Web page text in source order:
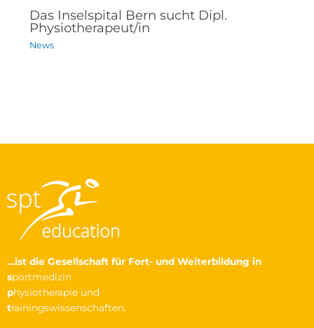
Das Inselspital Bern sucht Dipl.
Physiotherapeut/in
News
…ist die Gesellschaft für Fort- und Weiterbildung in
sportmedizin
physiotherapie und
trainingswissenschaften.